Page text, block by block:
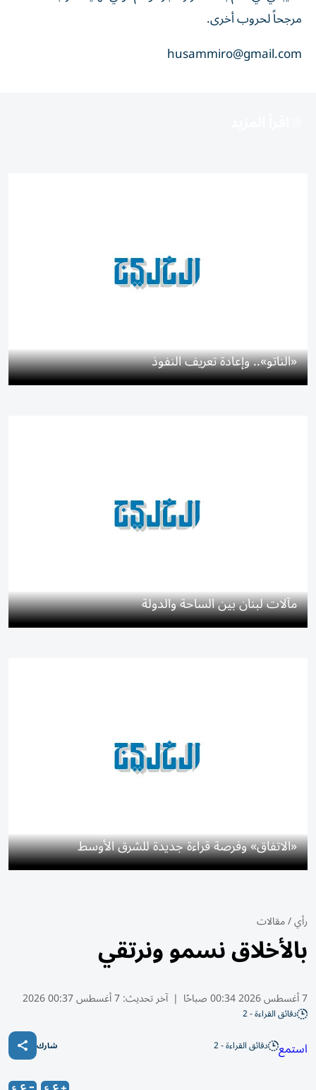
مرجحاً لحروب أخرى.
husammiro@gmail.com
«الناتو».. وإعادة تعريف النفوذ
مآلات لبنان بين الساحة والدولة
«الاتفاق» وفرصة قراءة جديدة للشرق الأوسط
رأي/مقالات
بالأخلاق نسمو ونرتقي
7 أغسطس 2026 00:34 صباحًا | آخر تحديث:7 أغسطس 00:37 2026
دقائق القراءة - 2
استمع دقائق القراءة - 2 شارك